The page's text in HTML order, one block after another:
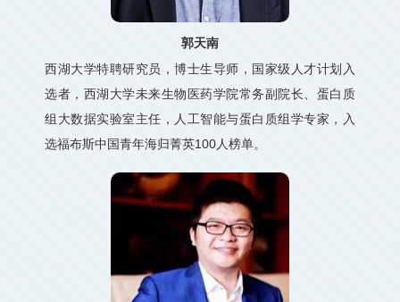
郭天南
西湖大学特聘研究员，博士生导师，国家级人才计划入
选者，西湖大学未来生物医药学院常务副院长、蛋白质
组大数据实验室主任，人工智能与蛋白质组学专家，入
选福布斯中国青年海归菁英100人榜单。